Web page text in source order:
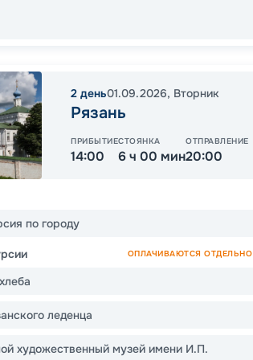
2 день01.09.2026, Вторник
Рязань
ПРИБЫТИЕ
14:00
СТОЯНКА
6 ч 00 мин
ОТПРАВЛЕНИЕ
20:00
по городу
ОПЛАЧИВАЮТСЯ ОТДЕЛЬНО
леденца
художественный музей имени И.П.